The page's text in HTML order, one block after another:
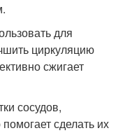
для
циркуляцию
сжигает
сосудов,
сделать их